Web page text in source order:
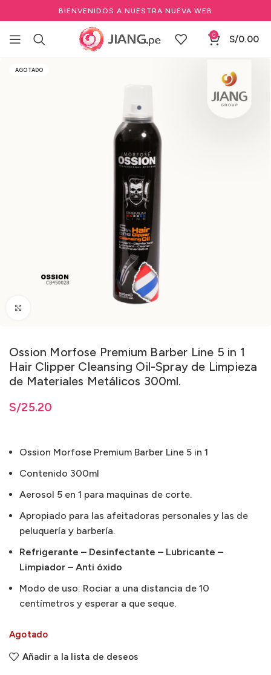
BIENVENIDOS A NUESTRA NUEVA WEB
0 S/0.00
Inicio
Barbería y Equipamiento
Spray Desinfectante
AGOTADO
Ossion Morfose Premium Barber Line 5 in 1
Hair Clipper Cleansing Oil-Spray de Limpieza
de Materiales Metálicos 300ml.
S/25.20
Ossion Morfose Premium Barber Line 5 in 1
Contenido 300ml
Aerosol 5 en 1 para maquinas de corte.
Apropiado para las afeitadoras personales y las de
peluquería y barbería.
Refrigerante – Desinfectante – Lubricante –
Limpiador – Anti óxido
Modo de uso: Rociar a una distancia de 10
centímetros y esperar a que seque.
Agotado
Añadir a la lista de deseos